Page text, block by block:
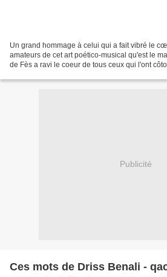
Un grand hommage à celui qui a fait vibré le
amateurs de cet art poético-musical qu'est le
de Fès a ravi le coeur de tous ceux qui l'ont
Publicité
Ces mots de Driss Benali -